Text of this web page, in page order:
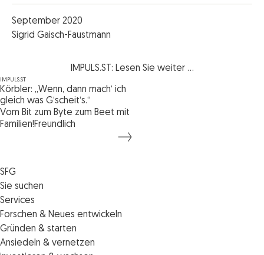
September 2020
Sigrid Gaisch-Faustmann
IMPULS.ST: Lesen Sie weiter ...
IMPULS.ST
Körbler: „Wenn, dann mach‘ ich
gleich was G‘scheit‘s.“
Vom Bit zum Byte zum Beet mit
Familien!Freundlich
SFG
Die SFG
Jobs
Medienservice
Informiert bleiben
Kontakt
Sie suchen
Förderungen
Finanzierungen
Standortentwicklung
Persönliche Beratung
Services
Veranstaltungen
News
IMPULS.ST
Forschen & Neues entwickeln
Standortcoaching
Terminbuchung Standortcoaching
Gründen & starten
Startupmark
Ansiedeln & vernetzen